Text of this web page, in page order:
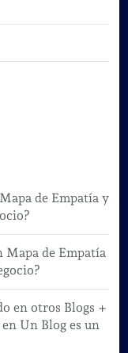
de Empatía y
Mapa de Empatía
en otros Blogs +
en Un Blog es un